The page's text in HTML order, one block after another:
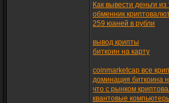
Как вывести деньги
обменник
259 юаней в рубли
вывод крипты
биткоин на карту
coinmarketcap все
доминация биткоина
что с рынком
квантовые